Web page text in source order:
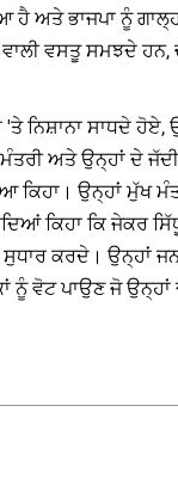
ਹੈ ਅਤੇ ਭਾਜਪਾ ਨੂੰ
ਵਾਲੀ ਵਸਤੂ ਸਮਝਦੇ
'ਤੇ ਨਿਸ਼ਾਨਾ ਸਾਧਦੇ
ਅਤੇ ਉਨ੍ਹਾਂ ਦੇ ਜੱਦੀ
ਕਿਹਾ। ਉਨ੍ਹਾਂ ਮੁੱਖ
ਕਿਹਾ ਕਿ ਜੇਕਰ
ਸੁਧਾਰ ਕਰਦੇ। ਉਨ੍ਹਾਂ
ਨੂੰ ਵੋਟ ਪਾਉਣ ਜੋ